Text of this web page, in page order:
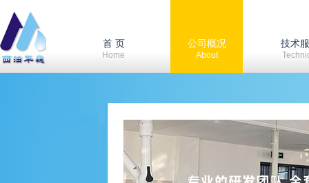
首 页
Home
公司概况
About
技术